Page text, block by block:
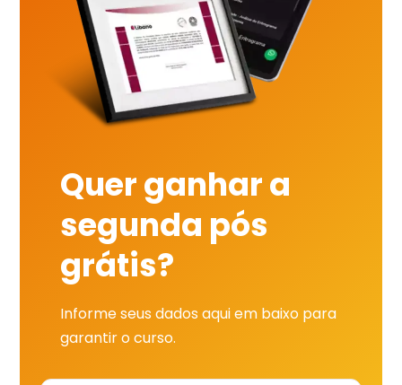
Quer ganhar a
segunda pós
grátis?
Informe seus dados aqui em baixo para
garantir o curso.